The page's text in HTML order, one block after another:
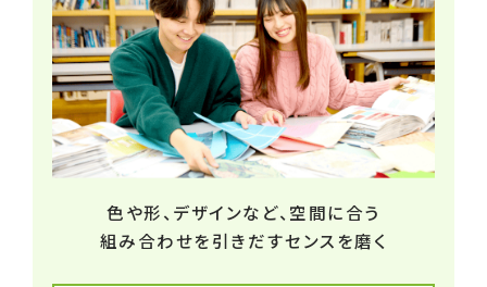
色や形、デザインなど、空間に合う
組み合わせを引きだすセンスを磨く